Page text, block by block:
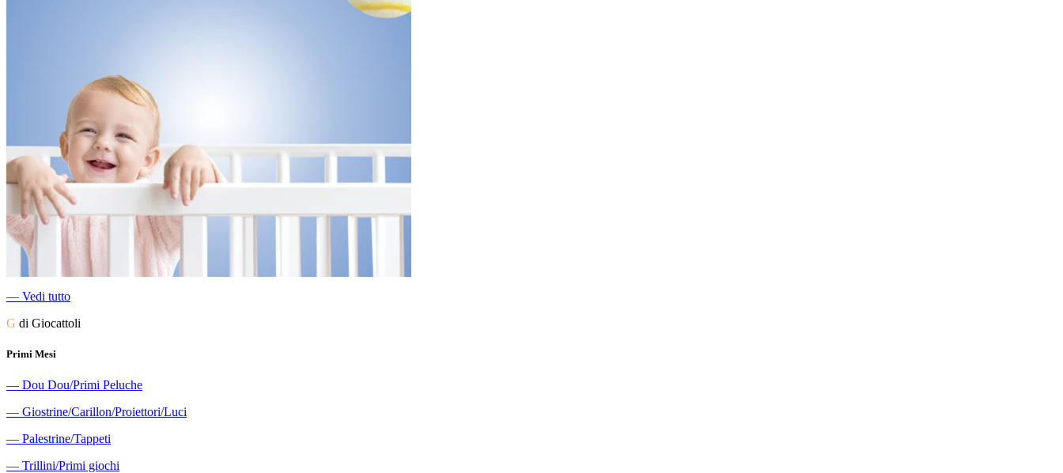
― Vedi tutto
G di Giocattoli
Primi Mesi
― Dou Dou/Primi Peluche
― Giostrine/Carillon/Proiettori/Luci
― Palestrine/Tappeti
― Trillini/Primi giochi